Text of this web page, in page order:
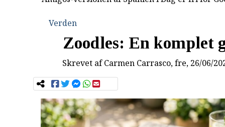
Verden
Zoodles: En komplet
Skrevet afCarmen Carrasco, fre, 26/06/